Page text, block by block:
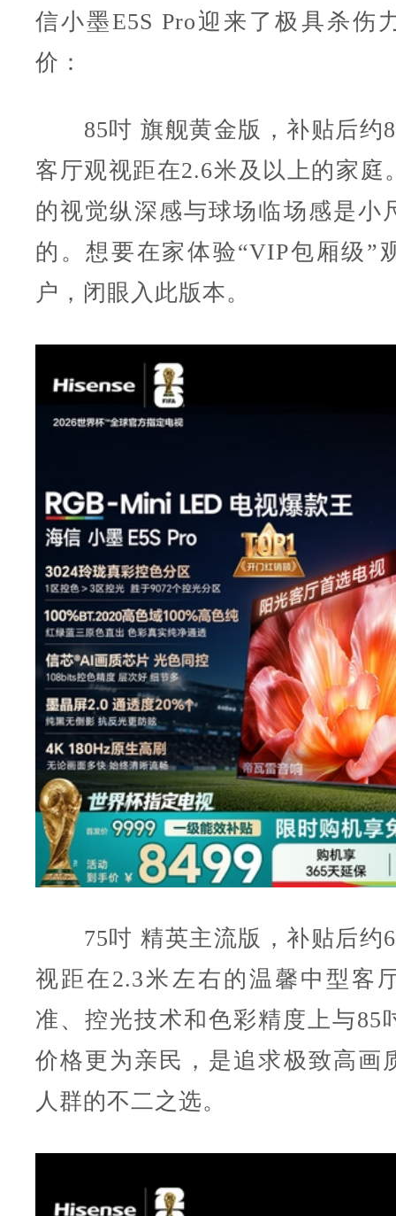
信小墨E5S Pro迎来了极具杀伤
价：
85吋 旗舰黄金版，补贴后约
客厅观视距在2.6米及以上的家庭
的视觉纵深感与球场临场感是小
的。想要在家体验“VIP包厢级”
户，闭眼入此版本。
75吋 精英主流版，补贴后约
视距在2.3米左右的温馨中型客
准、控光技术和色彩精度上与85
价格更为亲民，是追求极致高画
人群的不二之选。